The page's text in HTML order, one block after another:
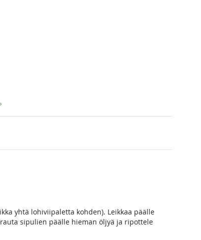
yhtä lohiviipaletta kohden). Leikkaa päälle
sipulien päälle hieman öljyä ja ripottele